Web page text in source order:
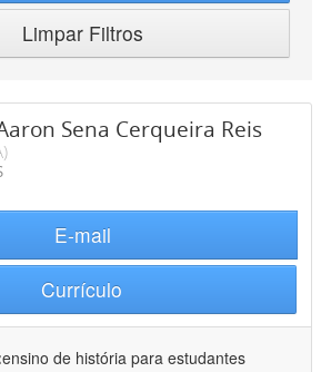
Limpar Filtros
Sena Cerqueira Reis
E-mail
Currículo
ensino de história para estudantes